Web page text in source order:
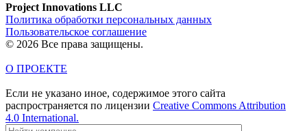
Project Innovations LLC
Политика обработки персональных данных
Пользовательское соглашение
© 2026 Все права защищены.
О ПРОЕКТЕ
Если не указано иное, содержимое этого сайта
распространяется по лицензии Creative Commons Attribution
4.0 International.